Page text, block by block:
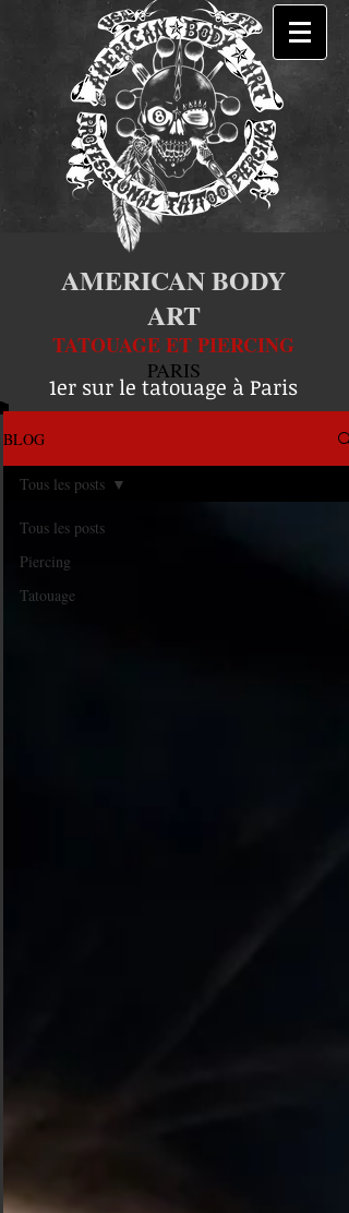
AMERICAN BODY
ART
TATOUAGE ET PIERCING
PARIS
1er sur le tatouage à Paris
BLOG
Tous les posts
Piercing
Tatouage
Tous les posts